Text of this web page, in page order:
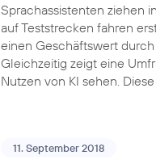
Sprachassistenten ziehen
auf Teststrecken fahren
einen Geschäftswert
Gleichzeitig zeigt eine
Nutzen von KI sehen.
11. September 2018